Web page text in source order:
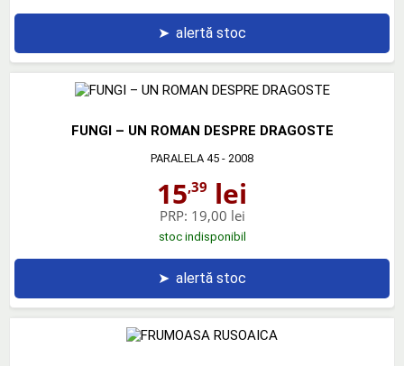
➤ alertă stoc
FUNGI – UN ROMAN DESPRE DRAGOSTE
PARALELA 45 - 2008
15,39 lei
PRP: 19,00 lei
stoc indisponibil
➤ alertă stoc